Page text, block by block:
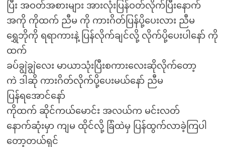
ပြီး အဝတ်အစားများ အားလုံးပြန်ဝတ်လိုက်ပြီးနောက်
အကို ကိုထက် ညီမ ကို ကားဂိတ်ပြန်ပို့ပေးလား ညီမ
ရွှေဘိုကို ရရာကားနဲ့ ပြန်လိုက်ချင်လို့ လိုက်ပို့ပေးပါနော် ကို
ထက်
ခပ်ချွဲချွဲလေး မာယာသုံးပြီးစကားလေးဆိုလိုက်တော့
ကဲ ဒါဆို ကားဂိတ်လိုက်ပို့ပေးမယ်နော် ညီမ
ပြန်ရအောင်နော်
ကိုထက် ဆိုင်ကယ်မောင်း အလယ်က မင်းလတ်
နောက်ဆုံးမှာ ကျမ ထိုင်လို့ ခြံထဲမှ ပြန်ထွက်လာခဲ့ကြပါ
တော့တယ်ရှင်